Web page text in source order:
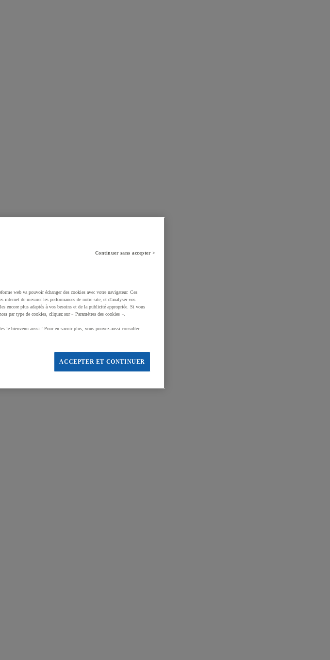
Continuer sans accepter >
web va pouvoir échanger des cookies avec votre navigateur. Ces
internet de mesurer les performances de notre site, et d'analyser vos
encore plus adaptés à vos besoins et de la publicité appropriée. Si vous
par type de cookies, cliquez sur « Paramètres des cookies ».
le bienvenu aussi ! Pour en savoir plus, vous pouvez aussi consulter
ACCEPTER ET CONTINUER